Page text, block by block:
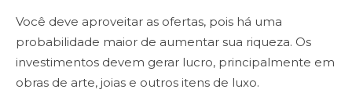
Você deve aproveitar as ofertas, pois há uma
probabilidade maior de aumentar sua riqueza. Os
investimentos devem gerar lucro, principalmente em
obras de arte, joias e outros itens de luxo.